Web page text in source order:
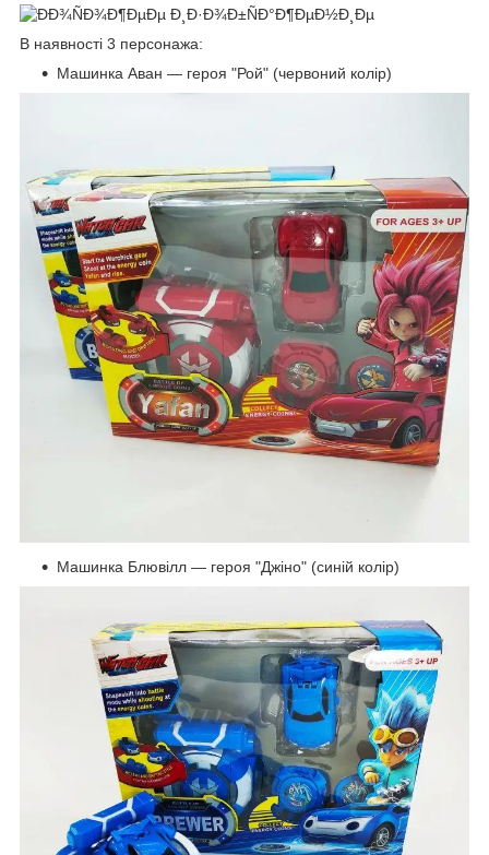
В наявності 3 персонажа:
Машинка Аван — героя "Рой" (червоний колір)
Машинка Блювілл — героя "Джіно" (синій колір)